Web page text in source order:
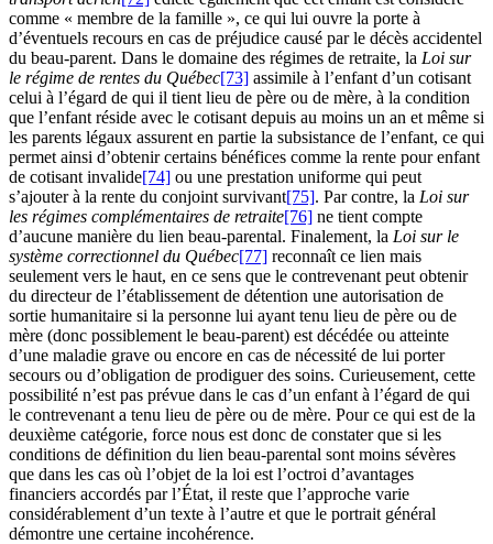
comme « membre de la famille », ce qui lui ouvre la porte à
d’éventuels recours en cas de préjudice causé par le décès accidentel
du beau-parent. Dans le domaine des régimes de retraite, la Loi sur
le régime de rentes du Québec[73] assimile à l’enfant d’un cotisant
celui à l’égard de qui il tient lieu de père ou de mère, à la condition
que l’enfant réside avec le cotisant depuis au moins un an et même si
les parents légaux assurent en partie la subsistance de l’enfant, ce qui
permet ainsi d’obtenir certains bénéfices comme la rente pour enfant
de cotisant invalide[74] ou une prestation uniforme qui peut
s’ajouter à la rente du conjoint survivant[75]. Par contre, la Loi sur
les régimes complémentaires de retraite[76] ne tient compte
d’aucune manière du lien beau-parental. Finalement, la Loi sur le
système correctionnel du Québec[77] reconnaît ce lien mais
seulement vers le haut, en ce sens que le contrevenant peut obtenir
du directeur de l’établissement de détention une autorisation de
sortie humanitaire si la personne lui ayant tenu lieu de père ou de
mère (donc possiblement le beau-parent) est décédée ou atteinte
d’une maladie grave ou encore en cas de nécessité de lui porter
secours ou d’obligation de prodiguer des soins. Curieusement, cette
possibilité n’est pas prévue dans le cas d’un enfant à l’égard de qui
le contrevenant a tenu lieu de père ou de mère. Pour ce qui est de la
deuxième catégorie, force nous est donc de constater que si les
conditions de définition du lien beau-parental sont moins sévères
que dans les cas où l’objet de la loi est l’octroi d’avantages
financiers accordés par l’État, il reste que l’approche varie
considérablement d’un texte à l’autre et que le portrait général
démontre une certaine incohérence.